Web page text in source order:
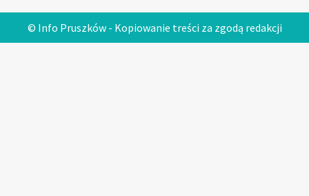
© Info Pruszków - Kopiowanie treści za zgodą redakcji